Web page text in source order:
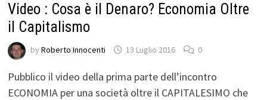
Video : Cosa è il Denaro? Economia Oltre
il Capitalismo
by Roberto Innocenti 13 Luglio 2016 0
Pubblico il video della prima parte dell’incontro
ECONOMIA per una società oltre il CAPITALESIMO che